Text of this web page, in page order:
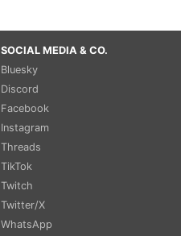
SOCIAL MEDIA & CO.
Bluesky
Discord
Facebook
Instagram
Threads
TikTok
Twitch
Twitter/X
WhatsApp